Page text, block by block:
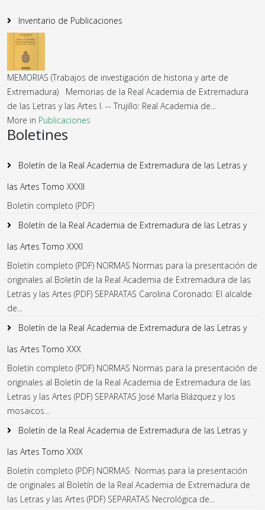
Inventario de Publicaciones
MEMORIAS (Trabajos de investigación de historia y arte de
Extremadura) Memorias de la Real Academia de Extremadura
de las Letras y las Artes I. -- Trujillo: Real Academia de...
More in Publicaciones
Boletines
Boletín de la Real Academia de Extremadura de las Letras y
las Artes Tomo XXXII
Boletín completo (PDF)
Boletín de la Real Academia de Extremadura de las Letras y
las Artes Tomo XXXI
Boletín completo (PDF) NORMAS Normas para la presentación de
originales al Boletín de la Real Academia de Extremadura de las
Letras y las Artes (PDF) SEPARATAS Carolina Coronado: El alcalde
de...
Boletín de la Real Academia de Extremadura de las Letras y
las Artes Tomo XXX
Boletín completo (PDF) NORMAS Normas para la presentación de
originales al Boletín de la Real Academia de Extremadura de las
Letras y las Artes (PDF) SEPARATAS José María Blázquez y los
mosaicos...
Boletín de la Real Academia de Extremadura de las Letras y
las Artes Tomo XXIX
Boletín completo (PDF) NORMAS Normas para la presentación
de originales al Boletín de la Real Academia de Extremadura de
las Letras y las Artes (PDF) SEPARATAS Necrológica de...